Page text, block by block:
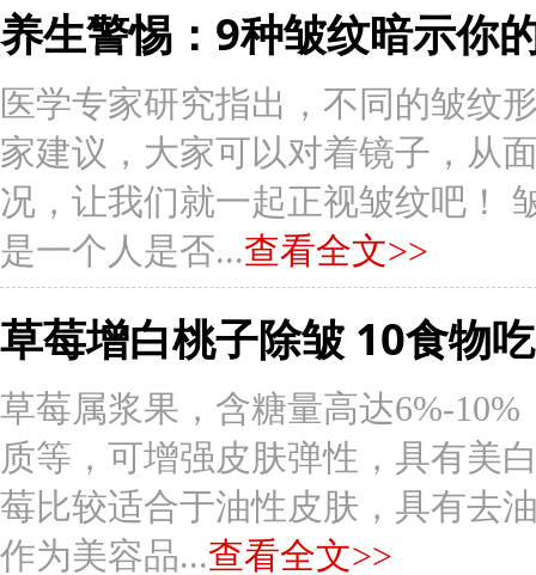
养生警惕：9种皱纹暗示你
医学专家研究指出，不同的皱纹
家建议，大家可以对着镜子，从
况，让我们就一起正视皱纹吧！
是一个人是否...查看全文>>
草莓增白桃子除皱 10食物
草莓属浆果，含糖量高达6%-
质等，可增强皮肤弹性，具有美
莓比较适合于油性皮肤，具有去
作为美容品...查看全文>>